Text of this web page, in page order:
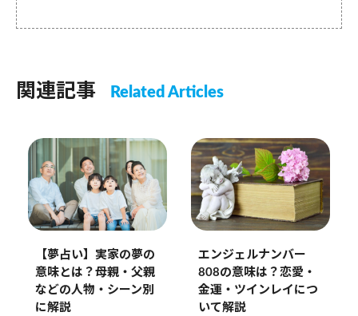
関連記事 Related Articles
【夢占い】実家の夢の
意味とは？母親・父親
などの人物・シーン別
に解説
エンジェルナンバー
808の意味は？恋愛・
金運・ツインレイにつ
いて解説